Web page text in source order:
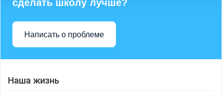
сделать школу лучше?
Написать о проблеме
Наша жизнь